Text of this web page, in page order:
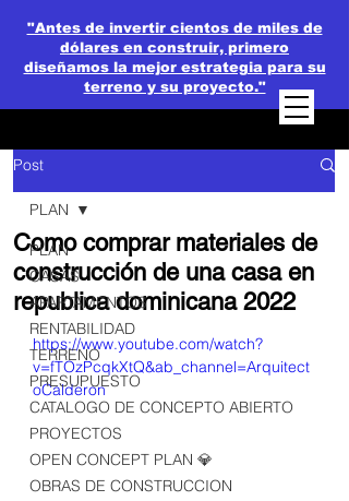
"Antes de invertir cientos de miles de
dólares en construir, primero
diseñamos la mejor estrategia para su
terreno y su proyecto."
Post
PLAN
CASAS
APARTAMENTOS
RENTABILIDAD
TERRENO
PRESUPUESTO
CATALOGO DE CONCEPTO ABIERTO
PROYECTOS
OPEN CONCEPT PLAN 💎
OBRAS DE CONSTRUCCION
PLAN
Como comprar materiales de
construcción de una casa en
republica dominicana 2022
https://www.youtube.com/watch?
v=fTOzPcqkXtQ&ab_channel=Arquitect
oCalderon